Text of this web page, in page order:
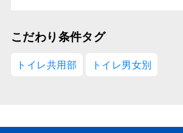
こだわり条件タグ
トイレ共用部 トイレ男女別